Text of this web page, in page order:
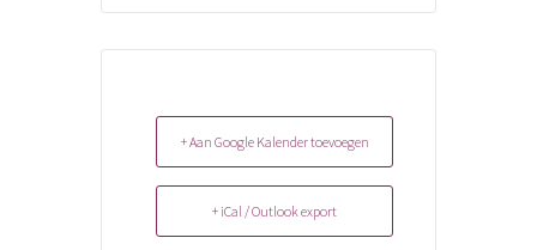
+ Aan Google Kalender toevoegen
+ iCal / Outlook export